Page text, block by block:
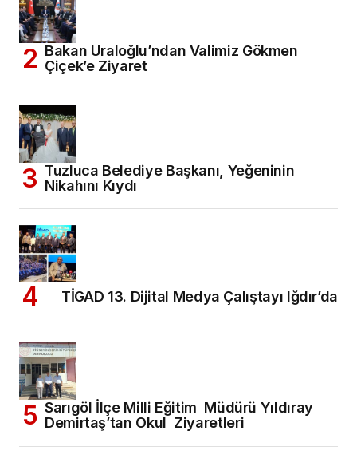
Bakan Uraloğlu’ndan Valimiz Gökmen
Çiçek’e Ziyaret
Tuzluca Belediye Başkanı, Yeğeninin
Nikahını Kıydı
TİGAD 13. Dijital Medya Çalıştayı Iğdır’da
Sarıgöl İlçe Milli Eğitim Müdürü Yıldıray
Demirtaş’tan Okul Ziyaretleri